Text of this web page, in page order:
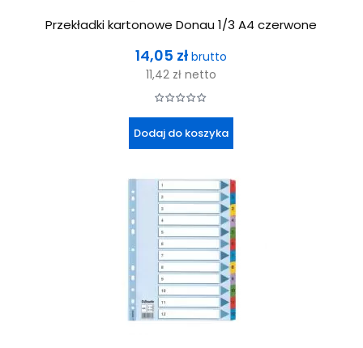
Przekładki kartonowe Donau 1/3 A4 czerwone
Cena
14,05 zł brutto
11,42 zł netto
Dodaj do koszyka